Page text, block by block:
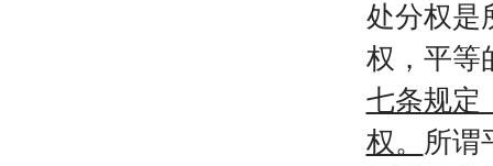
处分权是
权，平等
七条规定
权。 所谓